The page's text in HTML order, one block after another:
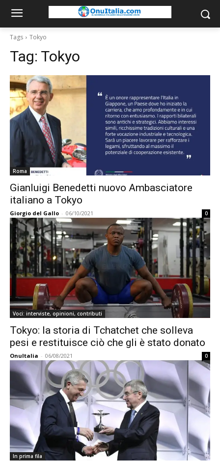
Tags Tokyo
Tag: Tokyo
Roma
Gianluigi Benedetti nuovo Ambasciatore
italiano a Tokyo
Giorgio del Gallo - 06/10/2021 0
Voci: interviste, opinioni, contributi
Tokyo: la storia di Tchatchet che solleva
pesi e restituisce ciò che gli è stato donato
OnuItalia - 06/08/2021 0
In prima fila